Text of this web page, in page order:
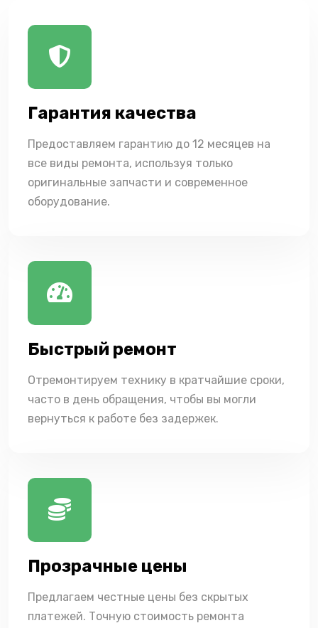
Гарантия качества
Предоставляем гарантию до 12 месяцев на
все виды ремонта, используя только
оригинальные запчасти и современное
оборудование.
Быстрый ремонт
Отремонтируем технику в кратчайшие сроки,
часто в день обращения, чтобы вы могли
вернуться к работе без задержек.
Прозрачные цены
Предлагаем честные цены без скрытых
платежей. Точную стоимость ремонта